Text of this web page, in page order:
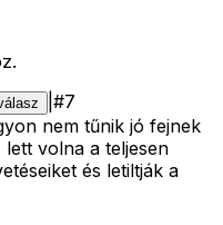
#7
nem tűnik jó fejnek
volna a teljesen
és letiltják a